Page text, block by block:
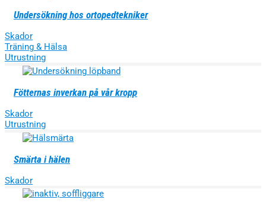
Undersökning hos ortopedtekniker
Skador
Träning & Hälsa
Utrustning
Fötternas inverkan på vår kropp
Skador
Utrustning
Smärta i hälen
Skador